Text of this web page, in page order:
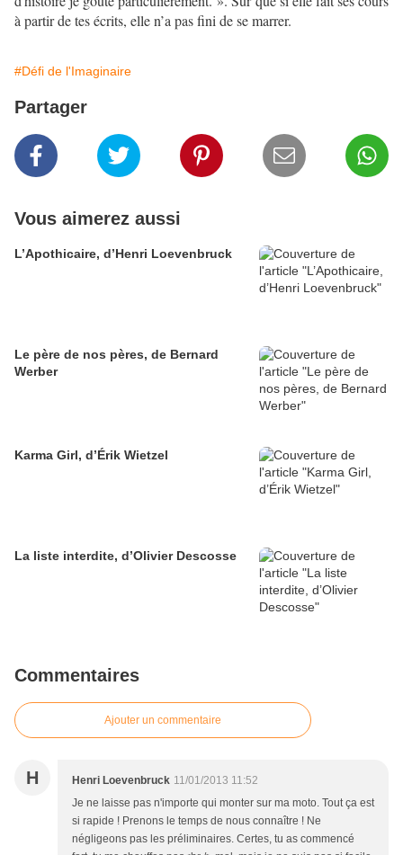
à partir de tes écrits, elle n’a pas fini de se marrer.
#Défi de l'Imaginaire
Partager
Vous aimerez aussi
L’Apothicaire, d’Henri Loevenbruck
Le père de nos pères, de Bernard
Werber
Karma Girl, d’Érik Wietzel
La liste interdite, d’Olivier Descosse
Commentaires
Ajouter un commentaire
H Henri Loevenbruck 11/01/2013 11:52
Je ne laisse pas n'importe qui monter sur ma moto. Tout ça est
si rapide ! Prenons le temps de nous connaître ! Ne
négligeons pas les préliminaires. Certes, tu as commencé